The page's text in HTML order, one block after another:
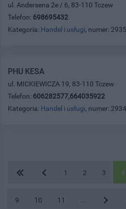
ul. Andersena 2e / 6, 83-110 Tczew
Telefon: 698695432
Kategoria: Handel i usługi, numer: 2935
PHU KESA
ul. MICKIEWICZA 19, 83-110 Tczew
Telefon: 606282577,664035922
Kategoria: Handel i usługi, numer: 2934
1 2 3 4
9 10 11